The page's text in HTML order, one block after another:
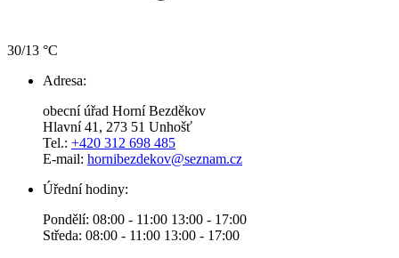
30/13 °C
Adresa:
obecní úřad Horní Bezděkov
Hlavní 41, 273 51 Unhošť
Tel.: +420 312 698 485
E-mail: hornibezdekov@seznam.cz
Úřední hodiny:
Pondělí: 08:00 - 11:00 13:00 - 17:00
Středa: 08:00 - 11:00 13:00 - 17:00